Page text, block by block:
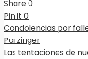
Share0
Pin it 0
Condolencias por
Parzinger
Las tentaciones de